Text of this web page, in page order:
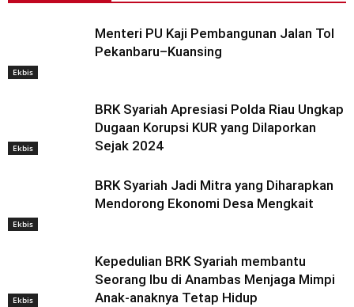
Ekbis
Menteri PU Kaji Pembangunan Jalan Tol
Pekanbaru–Kuansing
Ekbis
BRK Syariah Apresiasi Polda Riau Ungkap
Dugaan Korupsi KUR yang Dilaporkan
Sejak 2024
Ekbis
BRK Syariah Jadi Mitra yang Diharapkan
Mendorong Ekonomi Desa Mengkait
Ekbis
Kepedulian BRK Syariah membantu
Seorang Ibu di Anambas Menjaga Mimpi
Anak-anaknya Tetap Hidup